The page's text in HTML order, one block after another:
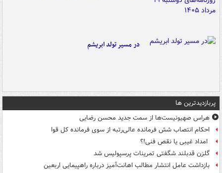
در مسیر تولد ابریشم
پربازدیدترین ها
هراس صهیونیست‌ها از سمت جدید محسن رضایی
احکام انتصاب شش فرمانده عالی‌رتبه از سوی فرمانده کل قوا
امداد غیبی یا نقص فنی!؟
گلزن قدبلند شگفتی تمرینات پرسپولیس شد
بازداشت عامل انتشار مطالب اهانت‌آمیز درباره راهپیمایی اربعین